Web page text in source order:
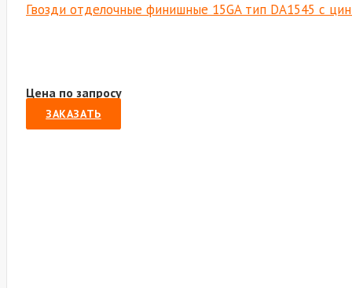
Гвозди отделочные финишные 15GA тип DA1545 с
Цена по запросу
ЗАКАЗАТЬ